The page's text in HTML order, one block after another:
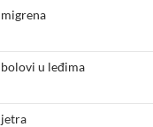
migrena
bolovi u leđima
jetra